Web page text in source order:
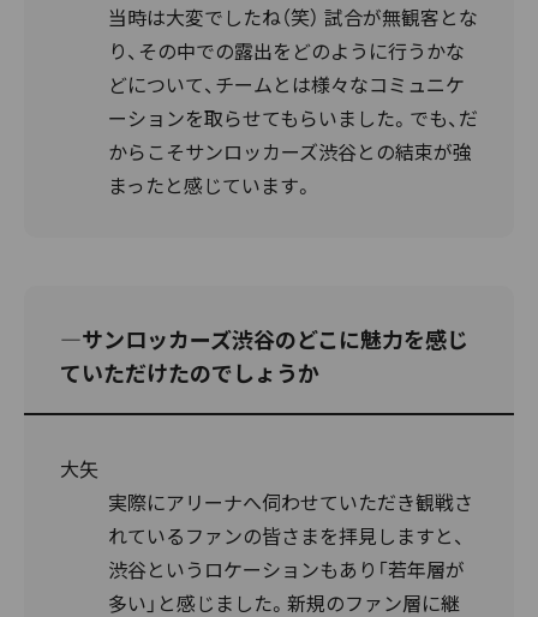
当時は大変でしたね（笑） 試合が無観客とな
り、その中での露出をどのように行うかな
どについて、チームとは様々なコミュニケ
ーションを取らせてもらいました。でも、だ
からこそサンロッカーズ渋谷との結束が強
まったと感じています。
―サンロッカーズ渋谷のどこに魅力を感じ
ていただけたのでしょうか
大矢
実際にアリーナへ伺わせていただき観戦さ
れているファンの皆さまを拝見しますと、
渋谷というロケーションもあり「若年層が
多い」と感じました。新規のファン層に継